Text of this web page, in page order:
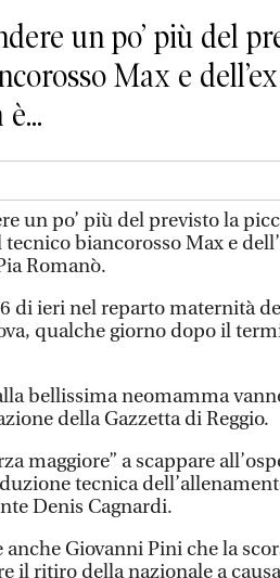
un po’ più del
Max e
un po’ più del previsto la
biancorosso Max e
Romanò.
di ieri nel reparto maternità
qualche giorno dopo il
bellissima neomamma
della Gazzetta di Reggio.
maggiore” a scappare
tecnica
Denis Cagnardi.
Giovanni Pini che la
il ritiro della nazionale a